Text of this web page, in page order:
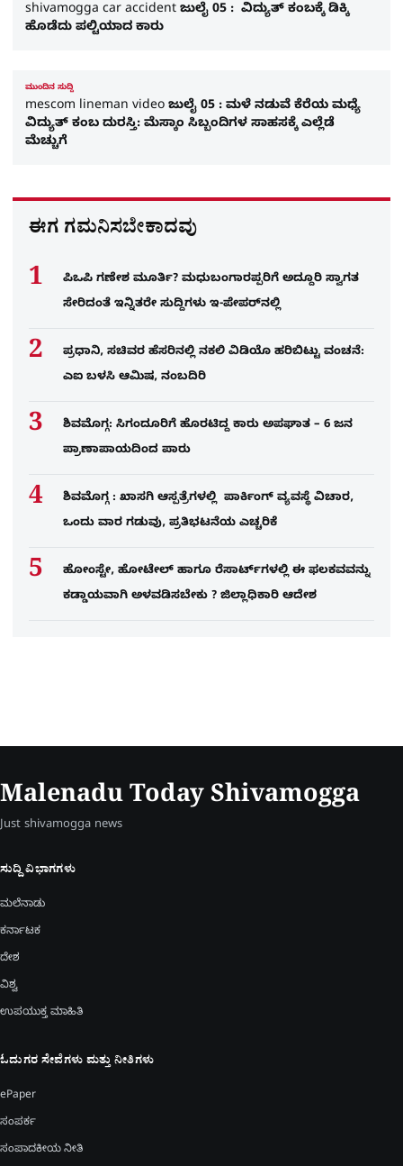
shivamogga car accident ಜುಲೈ 05 : ವಿದ್ಯುತ್​ ಕಂಬಕ್ಕೆ ಡಿಕ್ಕಿ
ಹೊಡೆದು ಪಲ್ಟಿಯಾದ ಕಾರು
ಮುಂದಿನ ಸುದ್ದಿ
mescom lineman video ಜುಲೈ 05 : ಮಳೆ ನಡುವೆ ಕೆರೆಯ ಮಧ್ಯೆ
ವಿದ್ಯುತ್ ಕಂಬ ದುರಸ್ತಿ: ಮೆಸ್ಕಾಂ ಸಿಬ್ಬಂದಿಗಳ ಸಾಹಸಕ್ಕೆ ಎಲ್ಲೆಡೆ
ಮೆಚ್ಚುಗೆ
ಈಗ ಗಮನಿಸಬೇಕಾದವು
ಪಿಒಪಿ ಗಣೇಶ ಮೂರ್ತಿ? ಮಧುಬಂಗಾರಪ್ಪರಿಗೆ ಅದ್ದೂರಿ ಸ್ವಾಗತ
ಸೇರಿದಂತೆ ಇನ್ನಿತರೇ ಸುದ್ದಿಗಳು ಇ-ಪೇಪರ್​ನಲ್ಲಿ
ಪ್ರಧಾನಿ, ಸಚಿವರ ಹೆಸರಿನಲ್ಲಿ ನಕಲಿ ವಿಡಿಯೊ ಹರಿಬಿಟ್ಟು ವಂಚನೆ:
ಎಐ ಬಳಸಿ ಆಮಿಷ, ನಂಬದಿರಿ
ಶಿವಮೊಗ್ಗ: ಸಿಗಂದೂರಿಗೆ ಹೊರಟಿದ್ದ ಕಾರು ಅಪಘಾತ – 6 ಜನ
ಪ್ರಾಣಾಪಾಯದಿಂದ ಪಾರು
ಶಿವಮೊಗ್ಗ : ಖಾಸಗಿ ಆಸ್ಪತ್ರೆಗಳಲ್ಲಿ ಪಾರ್ಕಿಂಗ್​ ವ್ಯವಸ್ಥೆ ವಿಚಾರ,
ಒಂದು ವಾರ ಗಡುವು, ಪ್ರತಿಭಟನೆಯ ಎಚ್ಚರಿಕೆ
ಹೋಂಸ್ಟೇ, ಹೋಟೇಲ್ ಹಾಗೂ ರೆಸಾರ್ಟ್‌ಗಳಲ್ಲಿ ಈ ಫಲಕವವನ್ನು
ಕಡ್ಡಾಯವಾಗಿ ಅಳವಡಿಸಬೇಕು ? ಜಿಲ್ಲಾಧಿಕಾರಿ ಆದೇಶ
Malenadu Today Shivamogga
Just shivamogga news
ಸುದ್ದಿ ವಿಭಾಗಗಳು
ಮಲೆನಾಡು
ಕರ್ನಾಟಕ
ದೇಶ
ವಿಶ್ವ
ಉಪಯುಕ್ತ ಮಾಹಿತಿ
ಓದುಗರ ಸೇವೆಗಳು ಮತ್ತು ನೀತಿಗಳು
ePaper
ಸಂಪರ್ಕ
ಸಂಪಾದಕೀಯ ನೀತಿ